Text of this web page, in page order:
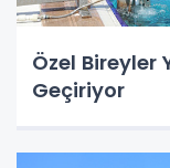
Özel Bireyler
Geçiriyor